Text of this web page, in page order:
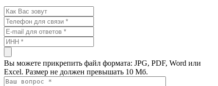
Вы можете прикрепить файл формата: JPG, PDF, Word или
Excel. Размер не должен превышать 10 Мб.